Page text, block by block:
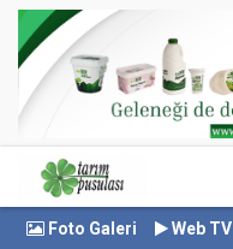
Foto Galeri Web TV